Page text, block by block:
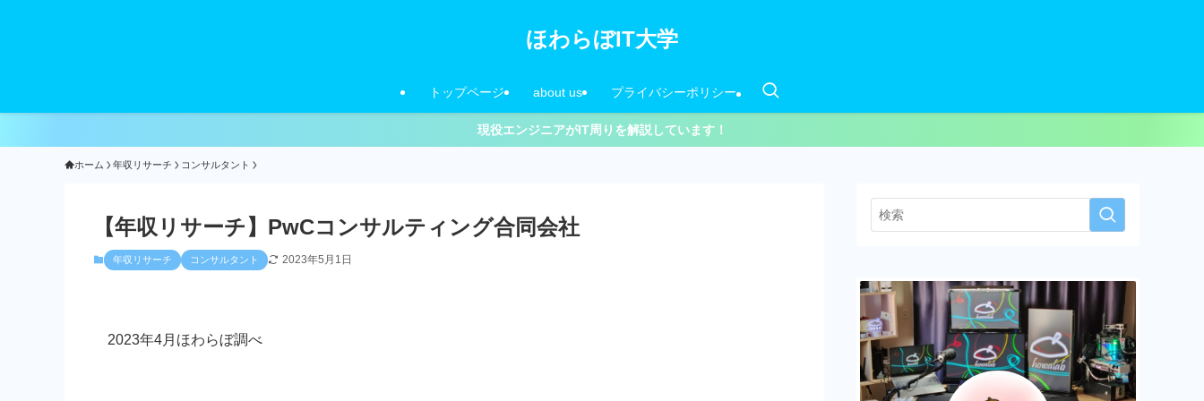
ほわらぼIT大学
トップページ about us プライバシーポリシー
現役エンジニアがIT周りを解説しています！
ホーム 年収リサーチ コンサルタント
【年収リサーチ】PwCコンサルティング合同会社
年収リサーチ コンサルタント 2023年5月1日
2023年4月ほわらぼ調べ